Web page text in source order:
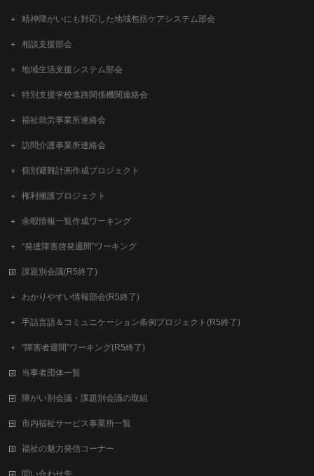
精神障がいにも対応した地域包括ケアシステム部会
相談支援部会
地域生活支援システム部会
特別支援学校進路関係機関連絡会
福祉就労事業所連絡会
訪問介護事業所連絡会
個別避難計画作成プロジェクト
権利擁護プロジェクト
余暇情報一覧作成ワーキング
“発達障害啓発週間”ワーキング
課題別会議(R5終了)
わかりやすい情報部会(R5終了)
手話言語＆コミュニケーション条例プロジェクト(R5終了)
“障害者週間”ワーキング(R5終了)
当事者団体一覧
障がい別会議・課題別会議の取組
市内福祉サービス事業所一覧
福祉の魅力発信コーナー